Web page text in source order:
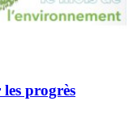
progrès